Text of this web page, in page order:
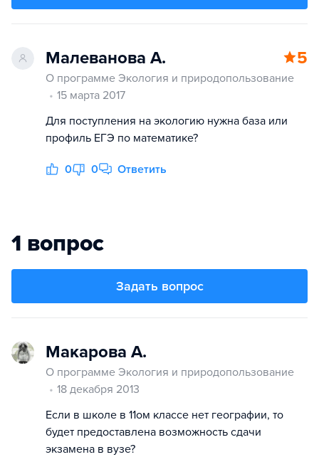
Малеванова А. 5
О программе Экология и природопользование
15 марта 2017
Для поступления на экологию нужна база или
профиль ЕГЭ по математике?
0 0 Ответить
1 вопрос
Задать вопрос
Макарова А.
О программе Экология и природопользование
18 декабря 2013
Если в школе в 11ом классе нет географии, то
будет предоставлена возможность сдачи
экзамена в вузе?